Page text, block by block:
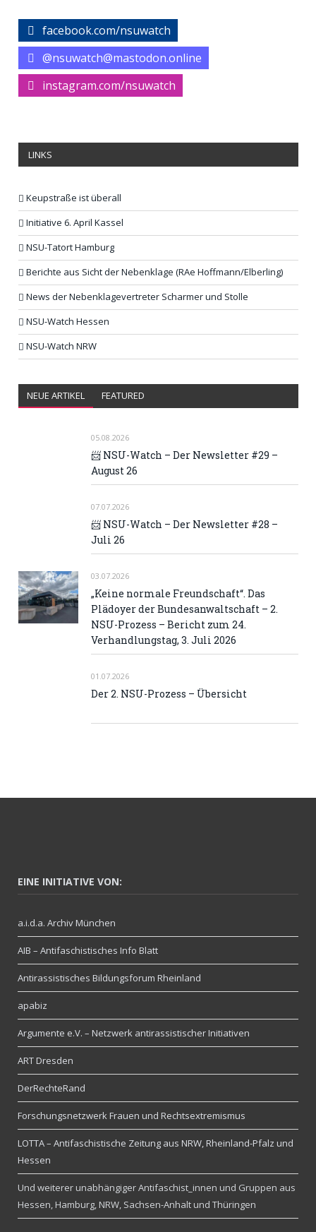
facebook.com/nsuwatch
@nsuwatch@mastodon.online
instagram.com/nsuwatch
LINKS
Keupstraße ist überall
Initiative 6. April Kassel
NSU-Tatort Hamburg
Berichte aus Sicht der Nebenklage (RAe Hoffmann/Elberling)
News der Nebenklagevertreter Scharmer und Stolle
NSU-Watch Hessen
NSU-Watch NRW
NEUE ARTIKEL FEATURED
05.08.2026
📨 NSU-Watch – Der Newsletter #29 –
August 26
07.07.2026
📨 NSU-Watch – Der Newsletter #28 –
Juli 26
03.07.2026
„Keine normale Freundschaft“. Das
Plädoyer der Bundesanwaltschaft – 2.
NSU-Prozess – Bericht zum 24.
Verhandlungstag, 3. Juli 2026
01.07.2026
Der 2. NSU-Prozess – Übersicht
EINE INITIATIVE VON:
a.i.d.a. Archiv München
AIB – Antifaschistisches Info Blatt
Antirassistisches Bildungsforum Rheinland
apabiz
Argumente e.V. – Netzwerk antirassistischer Initiativen
ART Dresden
DerRechteRand
Forschungsnetzwerk Frauen und Rechtsextremismus
LOTTA – Antifaschistische Zeitung aus NRW, Rheinland-Pfalz und
Hessen
Und weiterer unabhängiger Antifaschist_innen und Gruppen aus
Hessen, Hamburg, NRW, Sachsen-Anhalt und Thüringen